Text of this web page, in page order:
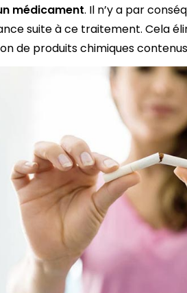
médicament. Il n’y a par
suite à ce traitement. Cela
de produits chimiques